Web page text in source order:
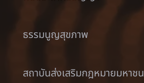
ธรรมนูญสุขภาพ
สถาบันส่งเสริมกฎหมายมหาชน